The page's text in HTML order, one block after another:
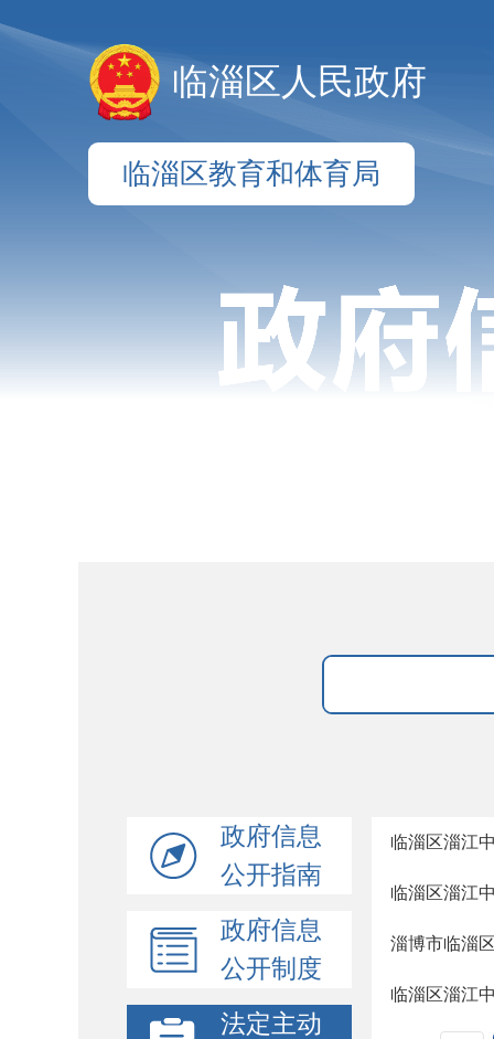
临淄区人民政府
临淄区教育和体育局
政府信息
公开指南
政府信息
公开制度
法定主动
临淄区淄江
临淄区淄江
淄博市临淄
临淄区淄江